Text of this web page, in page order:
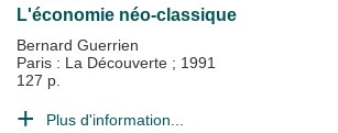
L'économie néo-classique
Bernard Guerrien
Paris : La Découverte ; 1991
127 p.
Plus d'information...